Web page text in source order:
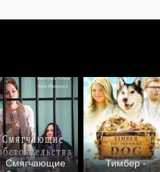
Смягчающие
Тимбер -